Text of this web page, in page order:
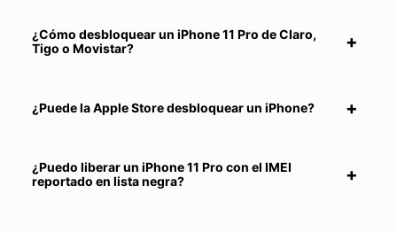
¿Cómo desbloquear un iPhone 11 Pro de Claro,
Tigo o Movistar?
¿Puede la Apple Store desbloquear un iPhone?
¿Puedo liberar un iPhone 11 Pro con el IMEI
reportado en lista negra?